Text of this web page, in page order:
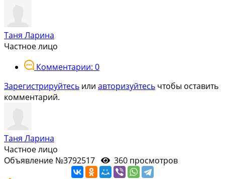
Таня Ларина
Частное лицо
Комментарии: 0
Зарегистрируйтесь или авторизуйтесь чтобы оставить
комментарий.
Таня Ларина
Частное лицо
Объявление №3792517
360 просмотров